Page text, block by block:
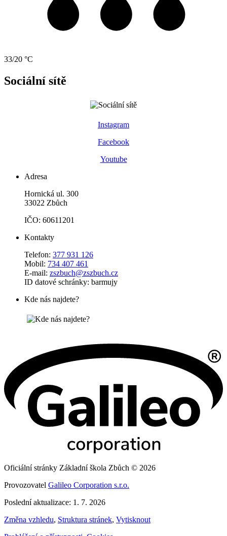
33/20 °C
Sociální sítě
Instagram
Facebook
Youtube
Adresa
Hornická ul. 300
33022 Zbůch
IČO: 60611201
Kontakty
Telefon: 377 931 126
Mobil: 734 407 461
E-mail: zszbuch@zszbuch.cz
ID datové schránky: barmujy
Kde nás najdete?
Oficiální stránky Základní škola Zbůch © 2026
Provozovatel Galileo Corporation s.r.o.
Poslední aktualizace: 1. 7. 2026
Změna vzhledu, Struktura stránek, Vytisknout